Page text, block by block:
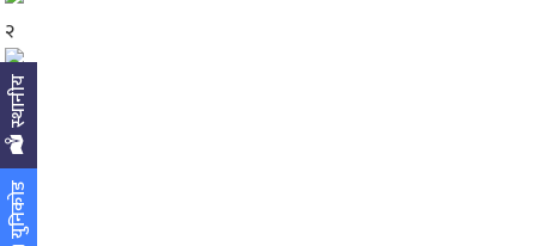
युनिकोड
स्थानीय
२
३
४
५